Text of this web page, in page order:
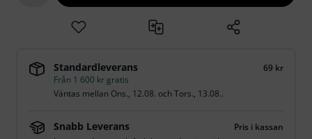
Standardleverans
69 kr
Från 1 600 kr gratis
Väntas mellan Ons., 12.08. ochTors., 13.08..
Snabb Leverans
Pris i kassan